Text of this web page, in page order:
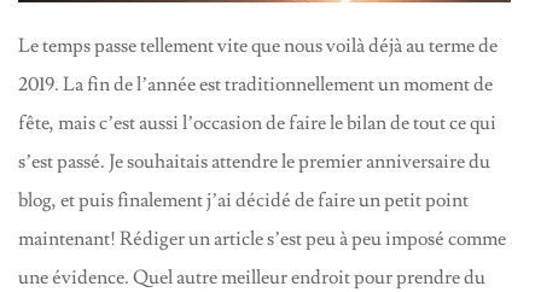
Le temps passe tellement vite que nous voilà déjà au terme de
2019. La fin de l’année est traditionnellement un moment de
fête, mais c’est aussi l’occasion de faire le bilan de tout ce qui
s’est passé. Je souhaitais attendre le premier anniversaire du
blog, et puis finalement j’ai décidé de faire un petit point
maintenant! Rédiger un article s’est peu à peu imposé comme
une évidence. Quel autre meilleur endroit pour prendre du